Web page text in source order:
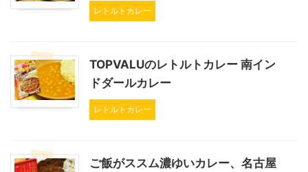
レトルトカレー
TOPVALUのレトルトカレー 南イン
ドダールカレー
レトルトカレー
ご飯がススム濃ゆいカレー、名古屋